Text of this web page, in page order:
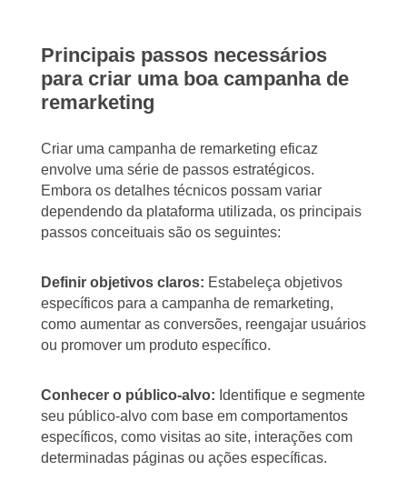
Principais passos necessários
para criar uma boa campanha de
remarketing
Criar uma campanha de remarketing eficaz
envolve uma série de passos estratégicos.
Embora os detalhes técnicos possam variar
dependendo da plataforma utilizada, os principais
passos conceituais são os seguintes:
Definir objetivos claros: Estabeleça objetivos
específicos para a campanha de remarketing,
como aumentar as conversões, reengajar usuários
ou promover um produto específico.
Conhecer o público-alvo: Identifique e segmente
seu público-alvo com base em comportamentos
específicos, como visitas ao site, interações com
determinadas páginas ou ações específicas.